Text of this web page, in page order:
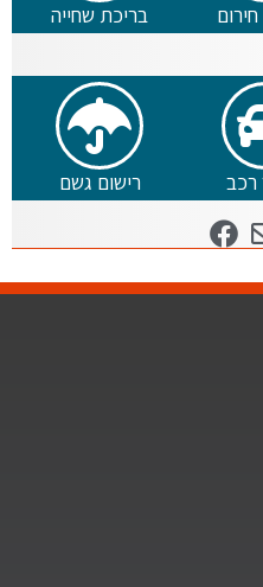
בריכת שחייה
רכב רישום גשם